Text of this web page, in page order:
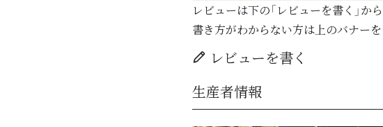
レビューは下の「レビューを書く」から
書き方がわからない方は上のバナーを
レビューを書く
生産者情報